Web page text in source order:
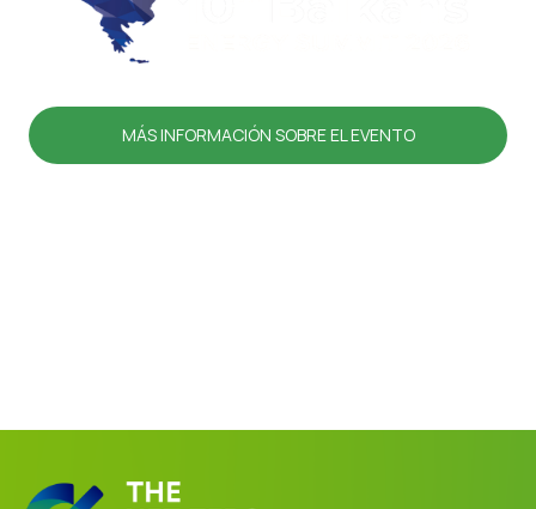
MÁS INFORMACIÓN SOBRE EL EVENTO